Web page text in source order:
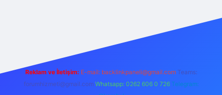
Reklam ve İletişim: E-mail: backlinkpaneli@gmail.com Teams:
forumhizmeti@gmail.com Whatsapp: 0262 606 0 726 Telegram: